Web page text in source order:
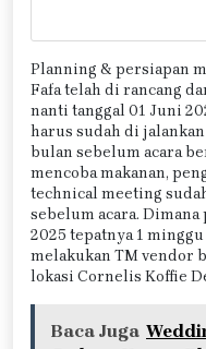
Planning & persiapan
Fafa telah di rancang
nanti tanggal 01 Juni
harus sudah di
bulan sebelum acara
mencoba makanan,
technical meeting
sebelum acara.
2025 tepatnya 1
melakukan TM vendor
lokasi Cornelis Koffie
Baca Juga